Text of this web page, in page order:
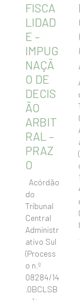
FISCA
LIDAD
E –
IMPUG
NAÇÃ
O DE
DECIS
ÃO
ARBIT
RAL –
PRAZ
O
Acórdão
do
Tribunal
Central
Administr
ativo Sul
(Process
o n.º
08284/14
.0BCLSB